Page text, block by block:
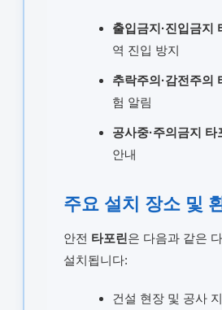
출입금지·진입금지
역 진입 방지
추락주의·감전주의
험 알림
공사중·주의금지 타
안내
주요 설치 장소 및
안전 타포린은 다음과 같은
설치됩니다:
건설 현장 및 공사